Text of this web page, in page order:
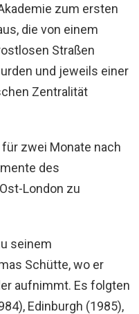
zum ersten
die von einem
Straßen
und jeweils einer
Zentralität
zwei Monate nach
des
London zu
seinem
Schütte, wo er
aufnimmt. Es folgten
Edinburgh (1985),